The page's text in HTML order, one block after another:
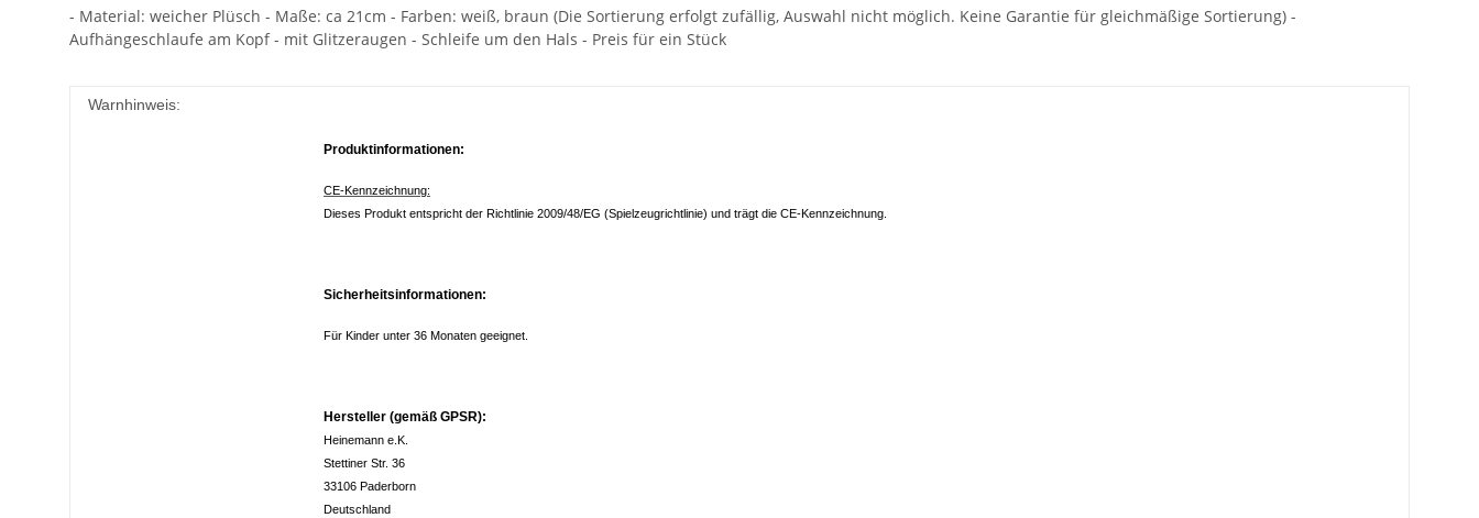
- Material: weicher Plüsch - Maße: ca 21cm - Farben: weiß, braun (Die Sortierung erfolgt zufällig, Auswahl nicht möglich. Keine Garantie für gleichmäßige Sortierung) -
Aufhängeschlaufe am Kopf - mit Glitzeraugen - Schleife um den Hals - Preis für ein Stück
Warnhinweis:
Produktinformationen:
CE-Kennzeichnung:
Dieses Produkt entspricht der Richtlinie 2009/48/EG (Spielzeugrichtlinie) und trägt die CE-Kennzeichnung.
Sicherheitsinformationen:
Für Kinder unter 36 Monaten geeignet.
Hersteller (gemäß GPSR):
Heinemann e.K.
Stettiner Str. 36
33106 Paderborn
Deutschland